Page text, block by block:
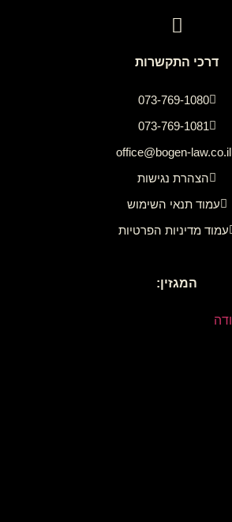
דרכי התקשרות
073-769-1080
073-769-1081
office@bogen-law.co.il
הצהרת נגישות
עמוד תנאי השימוש
עמוד מדיניות הפרטיות
המגזין: